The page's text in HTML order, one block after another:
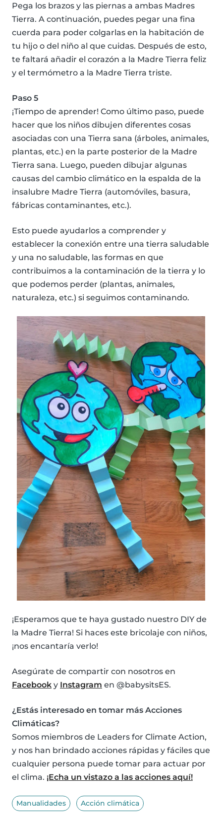
Pega los brazos y las piernas a ambas Madres
Tierra. A continuación, puedes pegar una fina
cuerda para poder colgarlas en la habitación de
tu hijo o del niño al que cuidas. Después de esto,
te faltará añadir el corazón a la Madre Tierra feliz
y el termómetro a la Madre Tierra triste.
Paso 5
¡Tiempo de aprender! Como último paso, puede
hacer que los niños dibujen diferentes cosas
asociadas con una Tierra sana (árboles, animales,
plantas, etc.) en la parte posterior de la Madre
Tierra sana. Luego, pueden dibujar algunas
causas del cambio climático en la espalda de la
insalubre Madre Tierra (automóviles, basura,
fábricas contaminantes, etc.).
Esto puede ayudarlos a comprender y
establecer la conexión entre una tierra saludable
y una no saludable, las formas en que
contribuimos a la contaminación de la tierra y lo
que podemos perder (plantas, animales,
naturaleza, etc.) si seguimos contaminando.
¡Esperamos que te haya gustado nuestro DIY de
la Madre Tierra! Si haces este bricolaje con niños,
¡nos encantaría verlo!
Asegúrate de compartir con nosotros en
Facebook y Instagram en @babysitsES.
¿Estás interesado en tomar más Acciones
Climáticas?
Somos miembros de Leaders for Climate Action,
y nos han brindado acciones rápidas y fáciles que
cualquier persona puede tomar para actuar por
el clima. ¡Echa un vistazo a las acciones aquí!
Manualidades Acción climática